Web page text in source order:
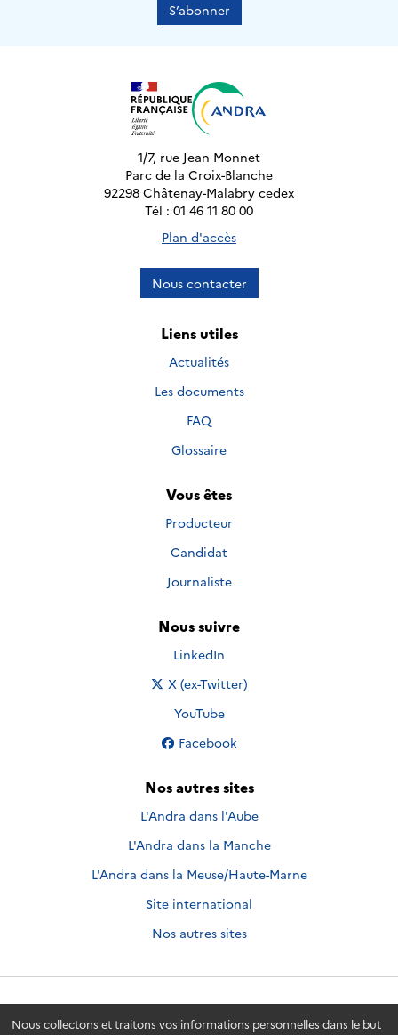
Nous collectons et traitons vos informations personnelles dans le but
S’abonner
1/7, rue Jean Monnet
Parc de la Croix-Blanche
92298 Châtenay-Malabry cedex
Tél : 01 46 11 80 00
Plan d'accès
Nous contacter
Liens utiles
Actualités
Les documents
FAQ
Glossaire
Vous êtes
Producteur
Candidat
Journaliste
Nous suivre
Nous suivre sur
LinkedIn
Nous suivre sur
X (ex-Twitter)
Nous suivre sur
YouTube
Nous suivre sur
Facebook
Nos autres sites
L'Andra dans l'Aube
L'Andra dans la Manche
L'Andra dans la Meuse/Haute-Marne
Site international
Nos autres sites
Andra.fr © 2026 - Andra. Tous droits réservés.